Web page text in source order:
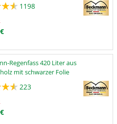
1198
Regenfass 420 Liter aus
mit schwarzer Folie
223